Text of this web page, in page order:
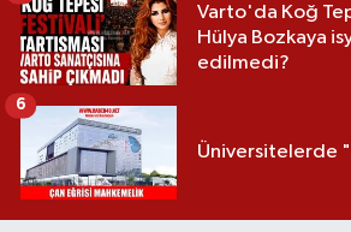
Varto'da Koğ
Hülya Bozkaya
edilmedi?
Üniversitelerde
6